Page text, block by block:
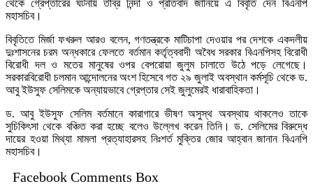
থেকে গ্রেপ্তারের ঘটনায় তীব্র নিন্দা ও প্রতিবাদ জানিয়ে এ বিবৃতি দেন বিএনপি
মহাসচিব।
বিবৃতিতে মির্জা ফখরুল আরও বলেন, গণতন্ত্রকে মাটিচাপা দেওয়ার পর দেশকে একদলীয়
দুঃশাসনের চরম অন্ধকারে ফেলতে বর্তমান কর্তৃত্ববাদী অবৈধ সরকার বিএনপিসহ বিরোধী
বিরোধী দল ও মতের মানুষের ওপর বেপরোয়া জুলুম চালাতে উঠে পড়ে লেগেছে।
সরকারবিরোধী চলমান আন্দোলনের অংশ হিসেবে গত ২৯ জুলাই অবস্থান কর্মসূচি থেকে ড.
আবু ইউসুফ সেলিমকে অন্যায়ভাবে গ্রেপ্তার সেই জুলুমেরই ধারাবাহিকতা।
ড. আবু ইউসুফ সেলিম বর্তমানে কারাগারে ভীষণ অসুস্থ অবস্থায় থাকলেও তাকে
সুচিকিৎসা থেকে বঞ্চিত করা হচ্ছে বলেও উল্লেখ করেন তিনি। ড. সেলিমের বিরুদ্ধে
দায়ের হওয়া মিথ্যা মামলা প্রত্যাহারসহ নিঃশর্ত মুক্তির জোর আহ্বান জানান বিএনপি
মহাসচিব।
Facebook Comments Box